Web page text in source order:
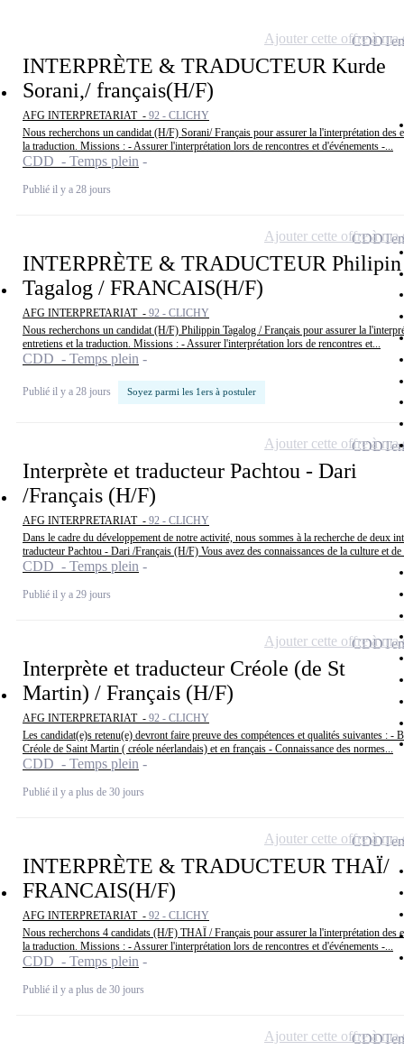
INTERPRÈTE & TRADUCTEUR Kurde
Sorani,/ français(H/F)
AFG INTERPRETARIAT - 92 - CLICHY
Nous recherchons un candidat (H/F) Sorani/ Français pour assurer la l'interprétation des
la traduction. Missions : - Assurer l'interprétation lors de rencontres et d'événements -...
CDD - Temps plein
Publié il y a 28 jours
CDD
Ajouter cette offre à ma
INTERPRÈTE & TRADUCTEUR Philipin
Tagalog / FRANCAIS(H/F)
AFG INTERPRETARIAT - 92 - CLICHY
Nous recherchons un candidat (H/F) Philippin Tagalog / Français pour assurer la
entretiens et la traduction. Missions : - Assurer l'interprétation lors de rencontres et...
CDD - Temps plein
Publié il y a 28 jours Soyez parmi les 1ers à postuler
CDD
Ajouter cette offre à ma
Interprète et traducteur Pachtou - Dari
/Français (H/F)
AFG INTERPRETARIAT - 92 - CLICHY
Dans le cadre du développement de notre activité, nous sommes à la recherche de deux
traducteur Pachtou - Dari /Français (H/F) Vous avez des connaissances de la culture et de
CDD - Temps plein
Publié il y a 29 jours
CDD
Ajouter cette offre à ma
Interprète et traducteur Créole (de St
Martin) / Français (H/F)
AFG INTERPRETARIAT - 92 - CLICHY
Les candidat(e)s retenu(e) devront faire preuve des compétences et qualités suivantes : -
Créole de Saint Martin ( créole néerlandais) et en français - Connaissance des normes...
CDD - Temps plein
Publié il y a plus de 30 jours
CDD
Ajouter cette offre à ma
INTERPRÈTE & TRADUCTEUR THAÏ/
FRANCAIS(H/F)
AFG INTERPRETARIAT - 92 - CLICHY
Nous recherchons 4 candidats (H/F) THAÏ / Français pour assurer la l'interprétation des
la traduction. Missions : - Assurer l'interprétation lors de rencontres et d'événements -...
CDD - Temps plein
Publié il y a plus de 30 jours
CDD
Ajouter cette offre à ma
CDD
Ajouter cette offre à ma